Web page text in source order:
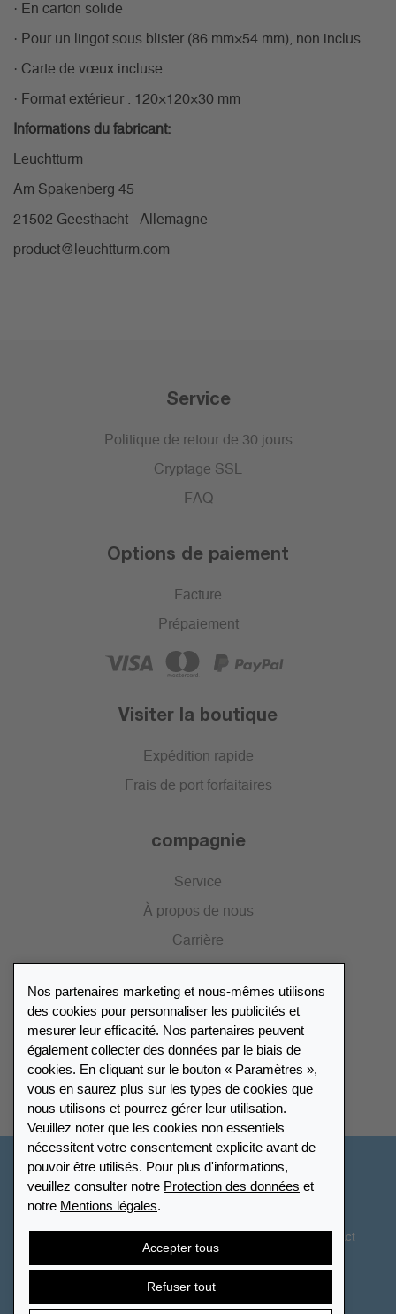
· En carton solide
· Pour un lingot sous blister (86 mm×54 mm), non inclus
· Carte de vœux incluse
· Format extérieur : 120×120×30 mm
Informations du fabricant:
Leuchtturm
Am Spakenberg 45
21502 Geesthacht - Allemagne
product@leuchtturm.com
Service
Politique de retour de 30 jours
Cryptage SSL
FAQ
Options de paiement
Facture
Prépaiement
Visiter la boutique
Expédition rapide
Frais de port forfaitaires
compagnie
Service
À propos de nous
Carrière
Catalogue
Répertoire des revendeurs
Trouver Leuchtturm
Nos partenaires marketing et nous-mêmes utilisons
des cookies pour personnaliser les publicités et
mesurer leur efficacité. Nos partenaires peuvent
également collecter des données par le biais de
cookies. En cliquant sur le bouton « Paramètres »,
vous en saurez plus sur les types de cookies que
nous utilisons et pourrez gérer leur utilisation.
Veuillez noter que les cookies non essentiels
nécessitent votre consentement explicite avant de
pouvoir être utilisés. Pour plus d'informations,
veuillez consulter notre Protection des données et
notre Mentions légales.
Accepter tous
Refuser tout
Suisse - Français
Paramètres des cookies
Contact
Droit de rétractation Résilier le contrat